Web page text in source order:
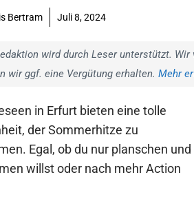
Bertram Juli 8, 2024
wird durch Leser unterstützt.
wir ggf. eine Vergütung erhalten. Mehr
in Erfurt bieten eine tolle
der Sommerhitze zu
Egal, ob du nur planschen und
willst oder nach mehr Action